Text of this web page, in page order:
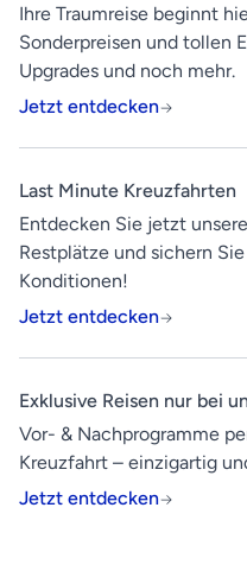
Ihre Traumreise beginnt
Sonderpreisen und tollen
Upgrades und noch mehr.
Jetzt entdecken
Last Minute Kreuzfahrten
Entdecken Sie jetzt
Restplätze und sichern
Konditionen!
Jetzt entdecken
Exklusive Reisen nur bei
Vor- & Nachprogramme
Kreuzfahrt – einzigartig
Jetzt entdecken